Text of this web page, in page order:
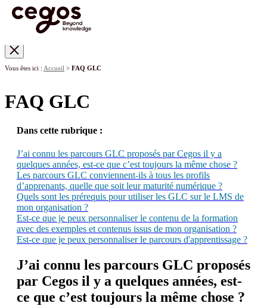
Vous êtes ici : Accueil > FAQ GLC
FAQ GLC
Dans cette rubrique :
J’ai connu les parcours GLC proposés par Cegos il y a
quelques années, est-ce que c’est toujours la même chose ?
Les parcours GLC conviennent-ils à tous les profils
d’apprenants, quelle que soit leur maturité numérique ?
Quels sont les prérequis pour utiliser les GLC sur le LMS de
mon organisation ?
Est-ce que je peux personnaliser le contenu de la formation
avec des exemples et contenus issus de mon organisation ?
Est-ce que je peux personnaliser le parcours d'apprentissage ?
J’ai connu les parcours GLC proposés
par Cegos il y a quelques années, est-
ce que c’est toujours la même chose ?